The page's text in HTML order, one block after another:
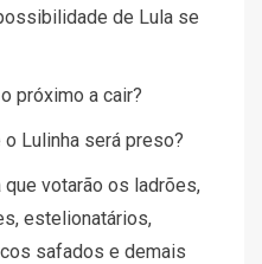
de Lula se
próximo a cair?
o Lulinha será preso?
que votarão os ladrões,
estelionatários,
safados e demais